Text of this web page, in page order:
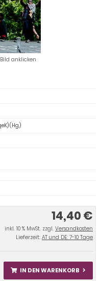
anklicken
14,40 €
inkl. 10 % MwSt. zzgl. Versandkosten
Lieferzeit: AT und DE: 7-10 Tage
IN DEN WARENKORB
(Hg.)